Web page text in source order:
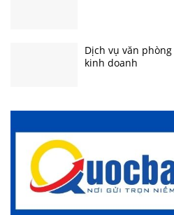
Dịch vụ văn
kinh doanh